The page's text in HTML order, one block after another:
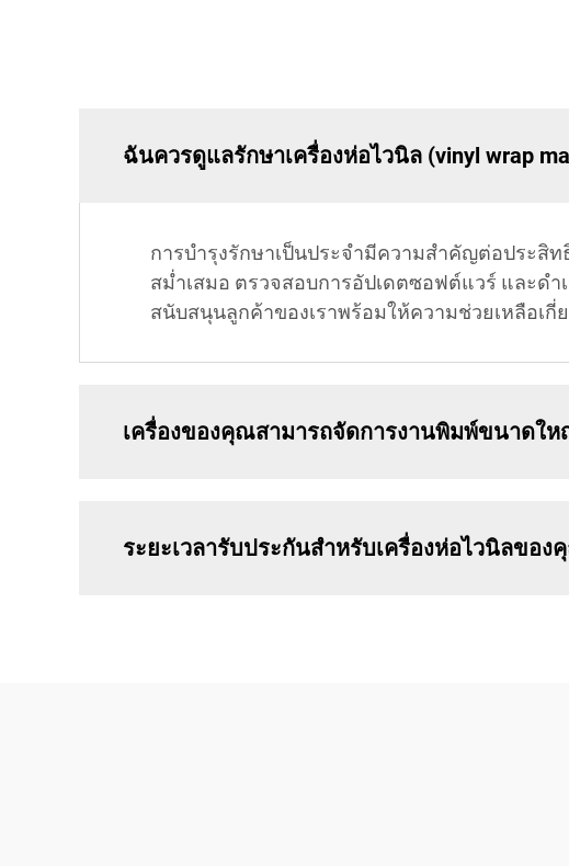
ฉันควรดูแลรักษาเครื่องห่อไวนิล (vinyl wrap
การบำรุงรักษาเป็นประจำมีความสำคัญต่อประสิ
สม่ำเสมอ ตรวจสอบการอัปเดตซอฟต์แวร์ และด
สนับสนุนลูกค้าของเราพร้อมให้ความช่วยเหลือเกี่
เครื่องของคุณสามารถจัดการงานพิมพ์ขนาดใ
ระยะเวลารับประกันสำหรับเครื่องห่อไวนิลของ